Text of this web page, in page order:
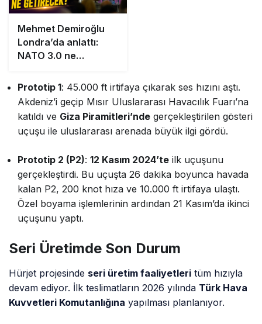
Mehmet Demiroğlu
Londra’da anlattı:
NATO 3.0 ne
Prototip 1: 45.000 ft irtifaya çıkarak ses hızını aştı.
Akdeniz’i geçip Mısır Uluslararası Havacılık Fuarı’na
katıldı ve Giza Piramitleri’nde gerçekleştirilen gösteri
uçuşu ile uluslararası arenada büyük ilgi gördü.
Prototip 2 (P2):12 Kasım 2024’te ilk uçuşunu
gerçekleştirdi. Bu uçuşta 26 dakika boyunca havada
kalan P2, 200 knot hıza ve 10.000 ft irtifaya ulaştı.
Özel boyama işlemlerinin ardından 21 Kasım’da ikinci
uçuşunu yaptı.
Seri Üretimde Son Durum
Hürjet projesinde seri üretim faaliyetleri tüm hızıyla
devam ediyor. İlk teslimatların 2026 yılında Türk Hava
Kuvvetleri Komutanlığına yapılması planlanıyor.